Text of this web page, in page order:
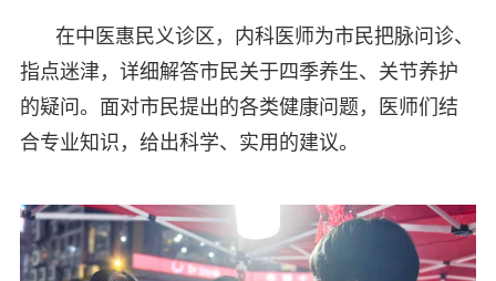
在中医惠民义诊区，内科医师为市民把脉问诊、
指点迷津，详细解答市民关于四季养生、关节养护
的疑问。面对市民提出的各类健康问题，医师们结
合专业知识，给出科学、实用的建议。